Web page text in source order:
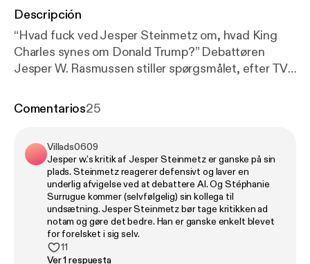
Descripción
“Hvad fuck ved Jesper Steinmetz om, hvad King
Charles synes om Donald Trump?” Debattøren
Jesper W. Rasmussen stiller spørgsmålet, efter TV
igennem i News & Co for at fortælle om det royale
Rasmussen bringer kritikken, og Steinmetz
forsvarer i dagens afsnit. Temptation Island er et
format, der har forarget verden over, og efter
sommerferien kommer realityprogrammet til
Danmark. Det kalder på selvransagelse hos
medierne og tv-producenterne, lyder det fra
debattør Yaqoub Ali, der mener, at
Comentarios25
Villads0609
Jesper w.’s kritik af Jesper Steinmetz er ganske på sin
plads. Steinmetz reagerer defensivt og laver en
underlig afvigelse ved at debattere AI. Og Stéphanie
Surrugue kommer (selvfølgelig) sin kollega til
undsætning. Jesper Steinmetz bør tage kritikken ad
notam og gøre det bedre. Han er ganske enkelt blevet
for forelsket i sig selv.
11
Ver 1 respuesta